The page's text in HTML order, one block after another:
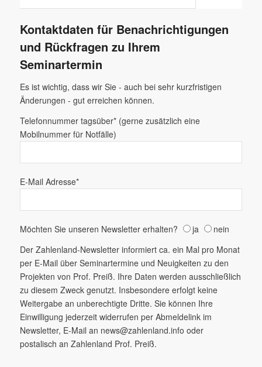
Kontaktdaten für Benachrichtigungen
und Rückfragen zu Ihrem
Seminartermin
Es ist wichtig, dass wir Sie - auch bei sehr kurzfristigen
Änderungen - gut erreichen können.
Telefonnummer tagsüber* (gerne zusätzlich eine
Mobilnummer für Notfälle)
E-Mail Adresse*
Möchten Sie unseren Newsletter erhalten? ja
nein
Der Zahlenland-Newsletter informiert ca. ein Mal pro Monat
per E-Mail über Seminartermine und Neuigkeiten zu den
Projekten von Prof. Preiß. Ihre Daten werden ausschließlich
zu diesem Zweck genutzt. Insbesondere erfolgt keine
Weitergabe an unberechtigte Dritte. Sie können Ihre
Einwilligung jederzeit widerrufen per Abmeldelink im
Newsletter, E-Mail an news@zahlenland.info oder
postalisch an Zahlenland Prof. Preiß.